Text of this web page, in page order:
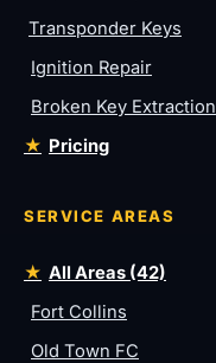
Transponder Keys
Ignition Repair
Broken Key Extraction
Pricing
SERVICE AREAS
All Areas (42)
Fort Collins
Old Town FC